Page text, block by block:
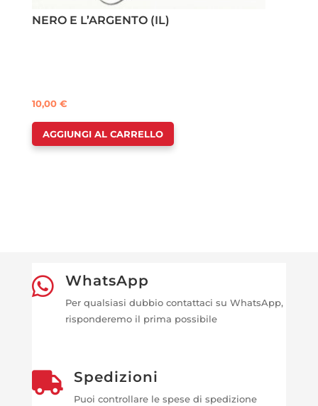
NERO E L’ARGENTO (IL)
10,00€
AGGIUNGI AL CARRELLO
 WhatsApp
Per qualsiasi dubbio contattaci su WhatsApp,
risponderemo il prima possibile
 Spedizioni
Puoi controllare le spese di spedizione